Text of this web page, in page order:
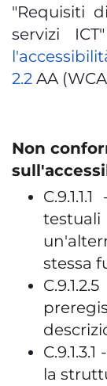
"Requisiti
servizi
2.2 AA
Non
stessa
la